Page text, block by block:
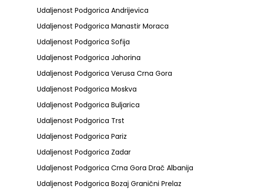
Udaljenost Podgorica Andrijevica
Udaljenost Podgorica Manastir Moraca
Udaljenost Podgorica Sofija
Udaljenost Podgorica Jahorina
Udaljenost Podgorica Verusa Crna Gora
Udaljenost Podgorica Moskva
Udaljenost Podgorica Buljarica
Udaljenost Podgorica Trst
Udaljenost Podgorica Pariz
Udaljenost Podgorica Zadar
Udaljenost Podgorica Crna Gora Drač Albanija
Udaljenost Podgorica Bozaj Granični Prelaz